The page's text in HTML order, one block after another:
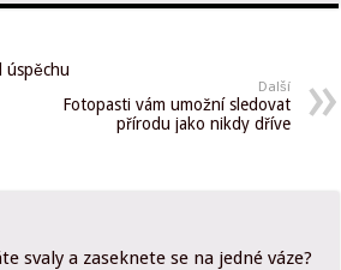
úspěchu
Další
Fotopasti vám umožní sledovat
přírodu jako nikdy dříve
svaly a zaseknete se na jedné váze?